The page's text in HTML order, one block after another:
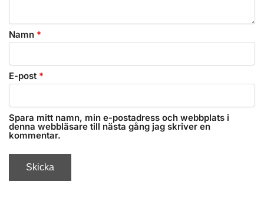
Namn *
E-post *
Spara mitt namn, min e-postadress och webbplats i
denna webbläsare till nästa gång jag skriver en
kommentar.